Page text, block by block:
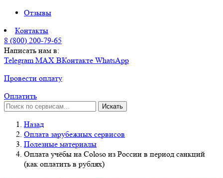
Отзывы
Контакты
8 (800) 200-79-65
Написать нам в:
TelegramMAX ВКонтакте WhatsApp
Провести оплату
Оплатить
Искать
Назад
Оплата зарубежных сервисов
Полезные материалы
Оплата учёбы на Coloso из России в период санкций
(как оплатить в рублях)